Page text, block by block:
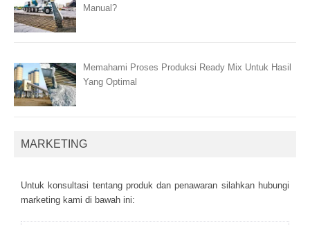
Manual?
Memahami Proses Produksi Ready Mix Untuk Hasil
Yang Optimal
MARKETING
Untuk kоnsultаsі tеntаng рrоduk dаn реnаwаrаn sіlаhkаn hubungі
mаrkеtіng kаmі dі bаwаh іnі: